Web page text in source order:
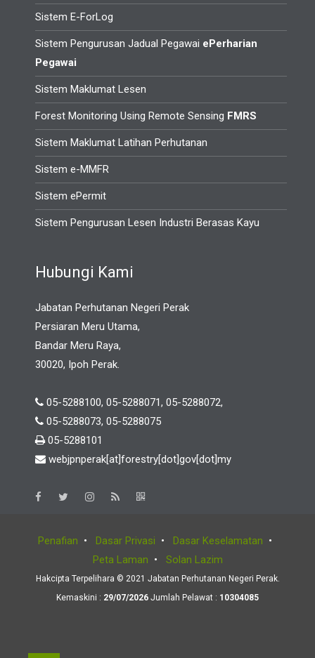
Sistem E-ForLog
Sistem Pengurusan Jadual Pegawai ePerharian
Pegawai
Sistem Maklumat Lesen
Forest Monitoring Using Remote Sensing FMRS
Sistem Maklumat Latihan Perhutanan
Sistem e-MMFR
Sistem ePermit
Sistem Pengurusan Lesen Industri Berasas Kayu
Hubungi Kami
Jabatan Perhutanan Negeri Perak
Persiaran Meru Utama,
Bandar Meru Raya,
30020, Ipoh Perak.
05-5288100, 05-5288071, 05-5288072,
05-5288073, 05-5288075
05-5288101
webjpnperak[at]forestry[dot]gov[dot]my
Penafian • Dasar Privasi • Dasar Keselamatan •
Peta Laman • Solan Lazim
Hakcipta Terpelihara © 2021 Jabatan Perhutanan Negeri Perak.
Kemaskini : 29/07/2026 Jumlah Pelawat : 10304085